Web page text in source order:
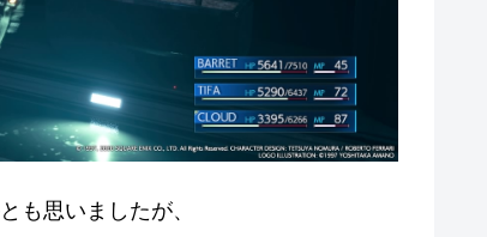
も思いましたが、